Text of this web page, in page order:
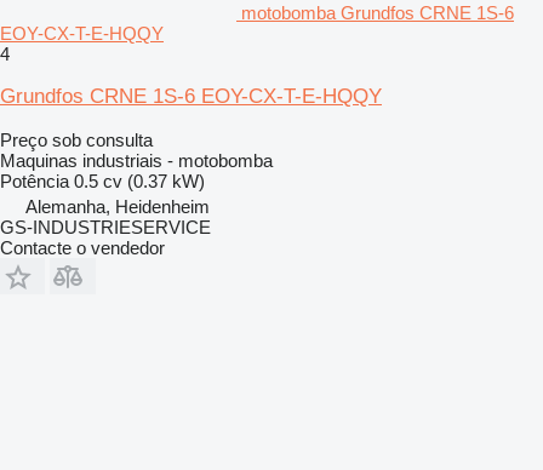
motobomba Grundfos CRNE 1S-6
EOY-CX-T-E-HQQY
4
Grundfos CRNE 1S-6 EOY-CX-T-E-HQQY
Preço sob consulta
Maquinas industriais - motobomba
Potência 0.5 cv (0.37 kW)
Alemanha, Heidenheim
GS-INDUSTRIESERVICE
Contacte o vendedor